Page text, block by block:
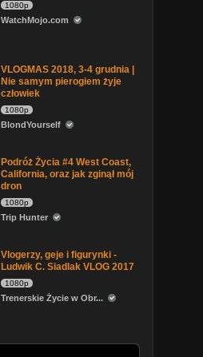
1080p
WatchMojo.com
VLOGMAS 2018, 3-4 grudnia |
Nie samym pierogiem żyje
człowiek
1080p
BlondYourself
Podróż Życia #4 West Coast,
California, oraz jak zginął mój
dron
1080p
Trip Hunter
Vlogerzy, geje i figurynki -
Ludwik C. Siadlak VLOG 2017
1080p
Trenerskie Życie w Obr...